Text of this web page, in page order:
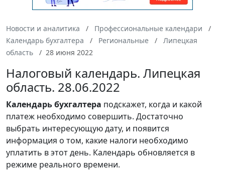
Новости и аналитика
Профессиональные календари
Календарь бухгалтера
Региональные
Липецкая
область
28 июня 2022
Налоговый календарь. Липецкая
область. 28.06.2022
Календарьбухгалтера подскажет, когда и какой
платеж необходимо совершить. Достаточно
выбрать интересующую дату, и появится
информация о том, какие налоги необходимо
уплатить в этот день. Календарь обновляется в
режиме реального времени.